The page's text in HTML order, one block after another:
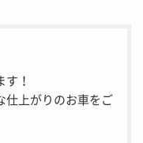
！
仕上がりのお車をご